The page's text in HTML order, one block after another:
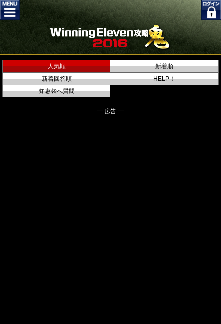
人気順
新着順
新着回答順
HELP！
知恵袋へ質問
━ 広告 ━